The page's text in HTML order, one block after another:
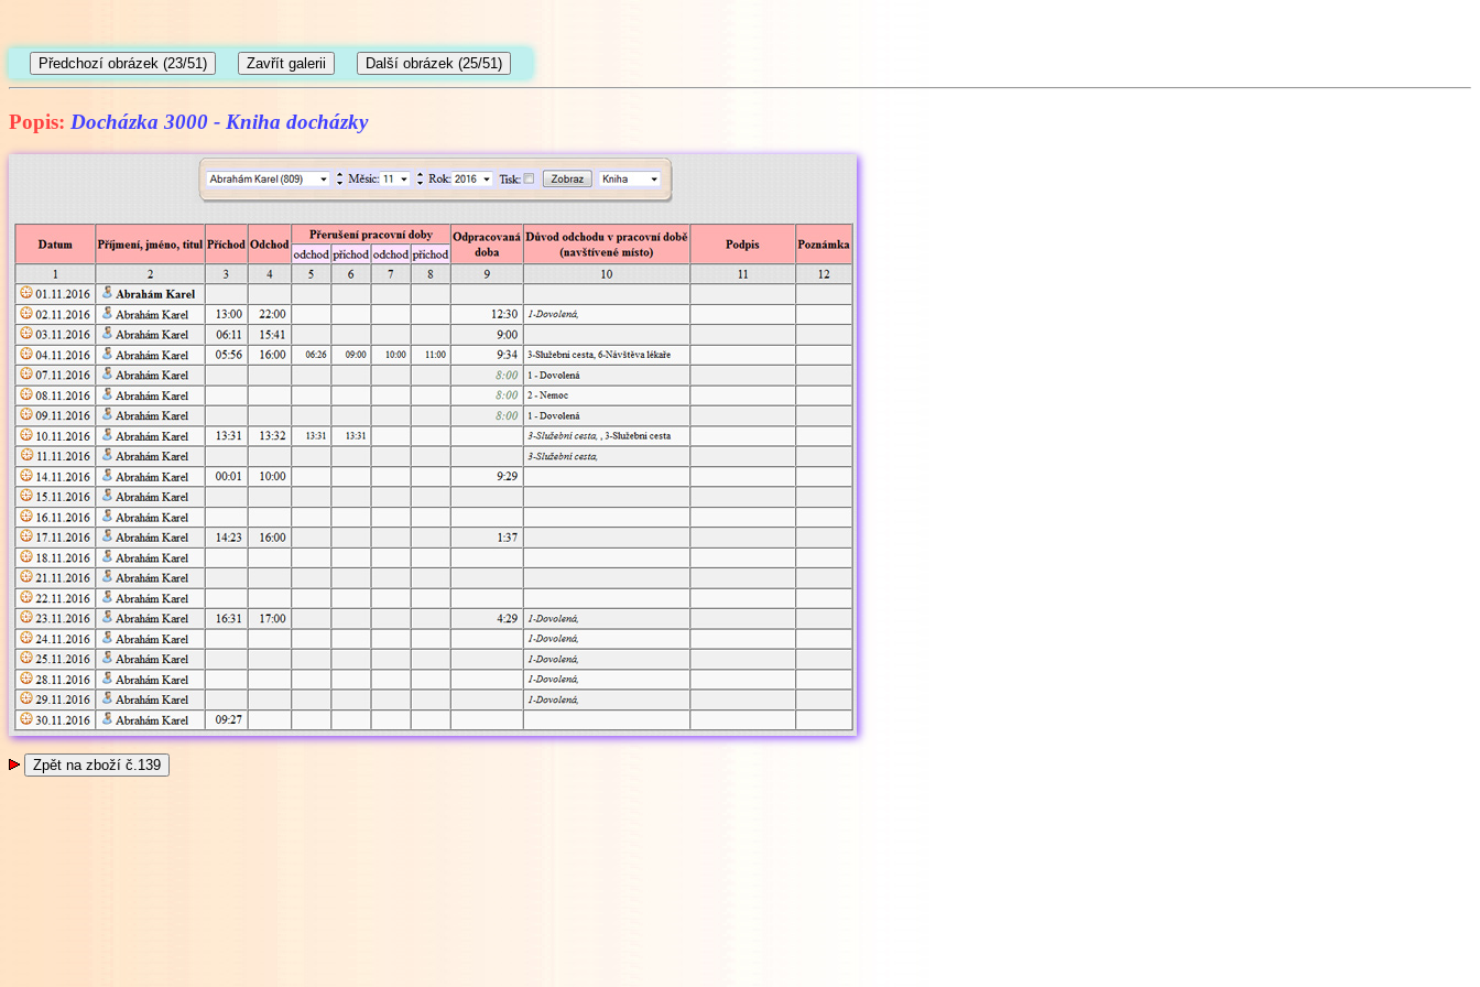
Popis: Docházka 3000 - Kniha docházky